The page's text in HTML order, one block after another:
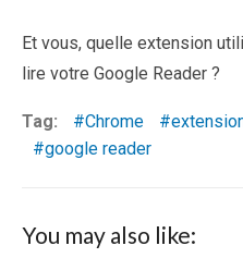
Et vous, quelle extension
lire votre Google Reader ?
Tag: Chrome
google reader
You may also like: